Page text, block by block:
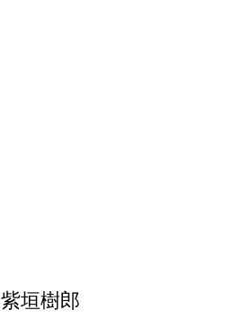
紫垣樹郎